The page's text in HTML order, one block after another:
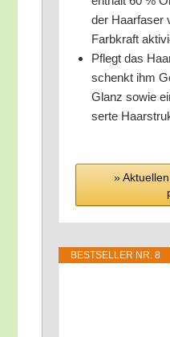
der Haar­fa­ser
Farb­kraft
Pflegt das
schenkt ihm
Glanz sowie
ser­te
»
BEST­SEL­LER NR. 8